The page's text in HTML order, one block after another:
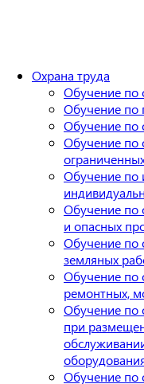
Охрана труда
Обучение по
Обучение по
Обучение по
Обучение по
Обучение по
Обучение по
и опасных
Обучение по
земляных
Обучение по
ремонтных,
Обучение по
при
Обучение по